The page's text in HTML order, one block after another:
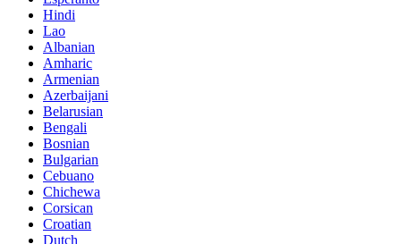
Hindi
Lao
Albanian
Amharic
Armenian
Azerbaijani
Belarusian
Bengali
Bosnian
Bulgarian
Cebuano
Chichewa
Corsican
Croatian
Dutch